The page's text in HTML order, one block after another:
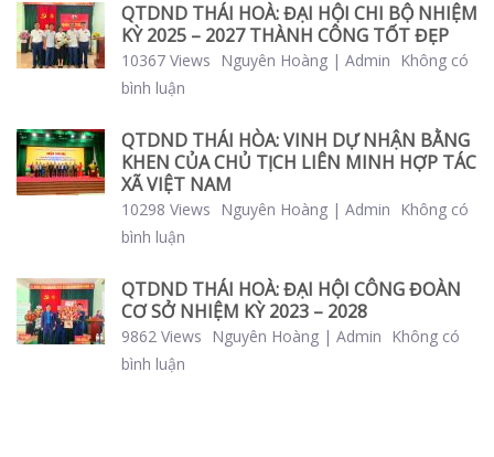
QTDND THÁI HOÀ: ĐẠI HỘI CHI BỘ NHIỆM
KỲ 2025 – 2027 THÀNH CÔNG TỐT ĐẸP
10367 Views Nguyên Hoàng | Admin
Không có
bình luận
QTDND THÁI HÒA: VINH DỰ NHẬN BẰNG
KHEN CỦA CHỦ TỊCH LIÊN MINH HỢP TÁC
XÃ VIỆT NAM
10298 Views Nguyên Hoàng | Admin
Không có
bình luận
QTDND THÁI HOÀ: ĐẠI HỘI CÔNG ĐOÀN
CƠ SỞ NHIỆM KỲ 2023 – 2028
9862 Views Nguyên Hoàng | Admin
Không có
bình luận